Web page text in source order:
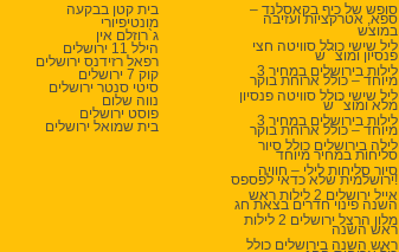
סופש של כיף בקאסלנד –
ספא, אטרקציות ועזיבה
במוצש
ליל שישי כולל סוויטה חצי
פנסיון ומוצ``ש
3 לילות בירושלים במחיר
מיוחד – כולל ארוחת בוקר
ליל שישי כולל סוויטה פנסיון
מלא ומוצ``ש
3 לילות בירושלים במחיר
מיוחד – כולל ארוחת בוקר
לילה בירושלים כולל סיור
סליחות במחיר מיוחד
סיור סליחות לילי – חוויה
ירושלמית שלא כדאי לפספס!
אייל ירושלים 2 לילות ראש
השנה פינוי חדרים בצאת חג
מלון הרצל ירושלים 2 לילות
ראש השנה
ראש השנה בירושלים כולל
בית קטן בבקעה
מונטיפיורי
ג`רוזלם אין
הילל 11 ירושלים
רפאל רזידנס ירושלים
קוק 7 ירושלים
סיטי סנטר ירושלים
נווה שלום
פוסט ירושלים
בית שמואל ירושלים